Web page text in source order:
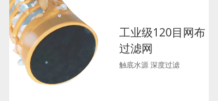
工业级120目网布
过滤网
触底水源 深度过滤